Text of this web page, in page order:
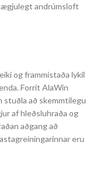
andrúmsloft
og frammistaða lykil
Forrit AlaWin
stuðla að skemmtilegu
af hleðsluhraða og
aðgang að
eru